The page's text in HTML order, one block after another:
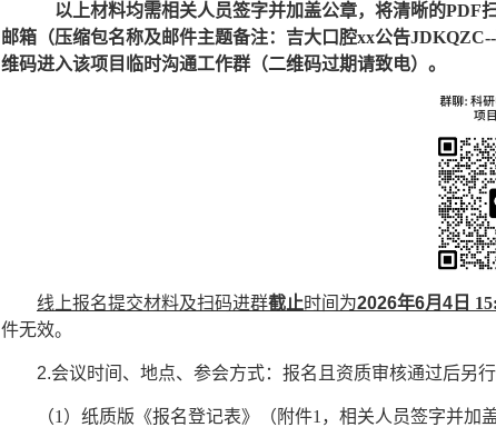
以上材料均需相关人员签字并加盖公章，将清晰的PDF
邮箱（压缩包名称及邮件主题备注：吉大口腔xx公告
维码进入该项目临时沟通工作群（二维码过期请致电）。
线上报名提交材料及扫码进群截止时间为2026年6月 4 日
件无效。
2.会议时间、地点、参会方式： 报名且资质审核通过后另
（1）纸质版《报名登记表》（附件1，相关人员签字并加